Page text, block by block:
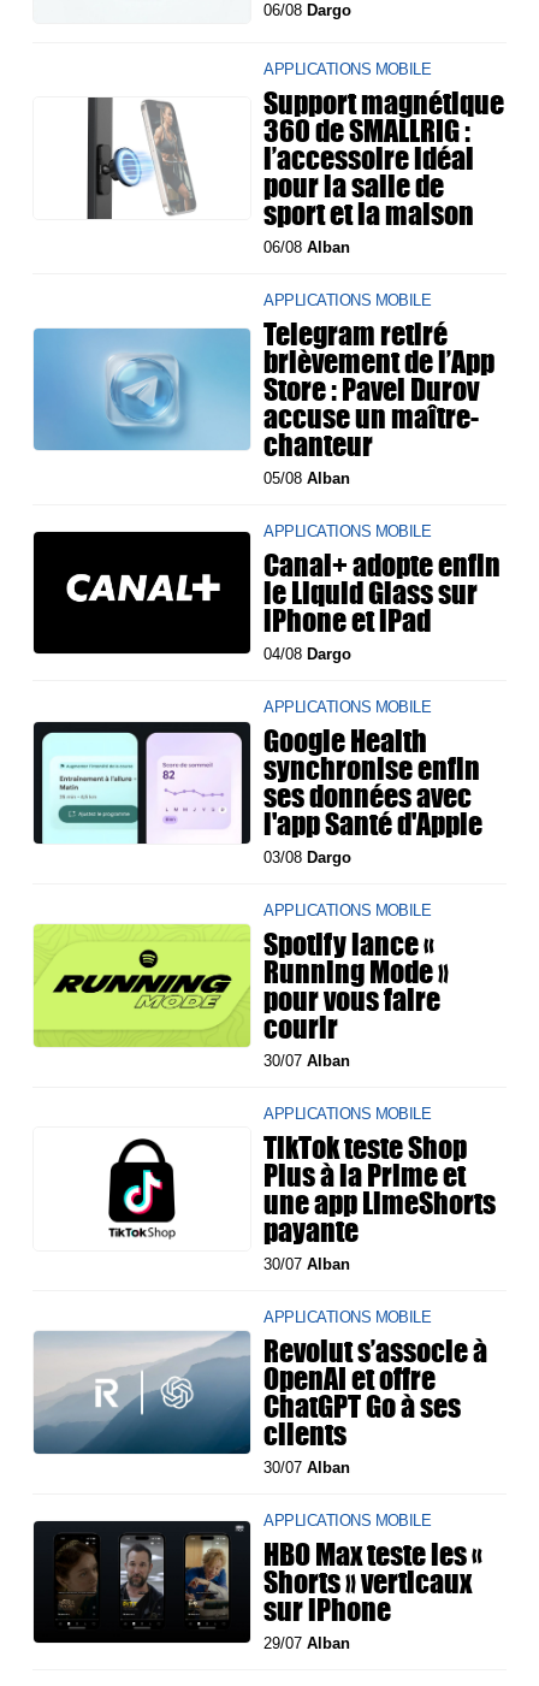
06/08Dargo
APPLICATIONS MOBILE
Support magnétique
360 de SMALLRIG :
l’accessoire idéal
pour la salle de
sport et la maison
06/08Alban
APPLICATIONS MOBILE
Telegram retiré
brièvement de l’App
Store : Pavel Durov
accuse un maître-
chanteur
05/08Alban
APPLICATIONS MOBILE
Canal+ adopte enfin
le Liquid Glass sur
iPhone et iPad
04/08 Dargo
APPLICATIONS MOBILE
Google Health
synchronise enfin
ses données avec
l'app Santé d'Apple
03/08 Dargo
APPLICATIONS MOBILE
Spotify lance «
Running Mode »
pour vous faire
courir
30/07Alban
APPLICATIONS MOBILE
TikTok teste Shop
Plus à la Prime et
une app LimeShorts
payante
30/07Alban
APPLICATIONS MOBILE
Revolut s’associe à
OpenAI et offre
ChatGPT Go à ses
clients
30/07Alban
APPLICATIONS MOBILE
HBO Max teste les «
Shorts » verticaux
sur iPhone
29/07Alban